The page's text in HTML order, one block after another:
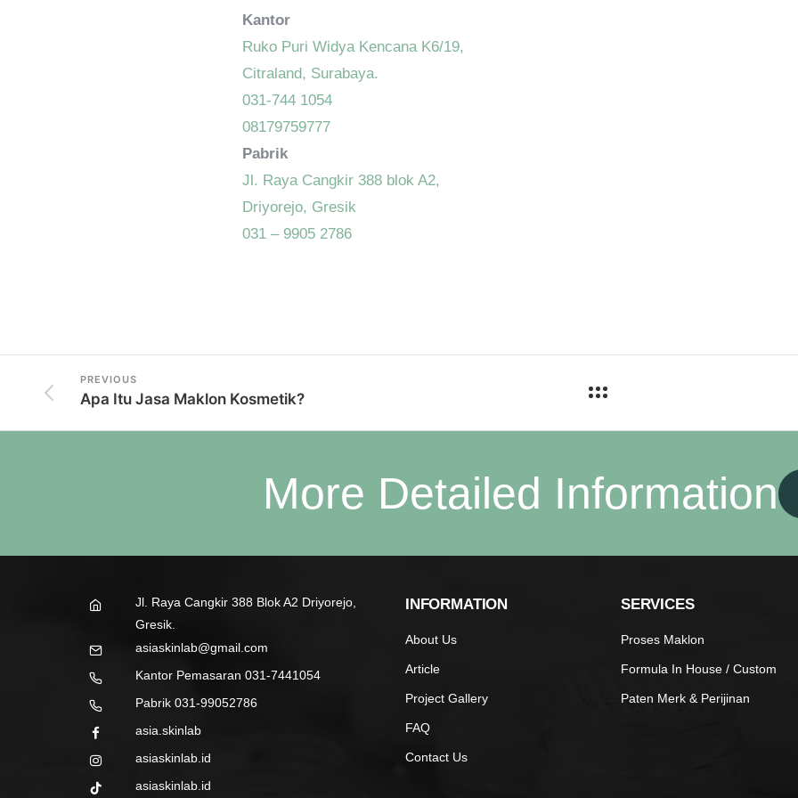
Kantor
Ruko Puri Widya Kencana K6/19,
Citraland, Surabaya.
031-744 1054
08179759777
Pabrik
Jl. Raya Cangkir 388 blok A2,
Driyorejo, Gresik
031 – 9905 2786
PREVIOUS
Apa Itu Jasa Maklon Kosmetik?
More Detailed Information
Jl. Raya Cangkir 388 Blok A2 Driyorejo,
Gresik.
asiaskinlab@gmail.com
Kantor Pemasaran 031-7441054
Pabrik 031-99052786
asia.skinlab
asiaskinlab.id
asiaskinlab.id
INFORMATION
About Us
Article
Project Gallery
FAQ
Contact Us
SERVICES
Proses Maklon
Formula In House / Custom
Paten Merk & Perijinan